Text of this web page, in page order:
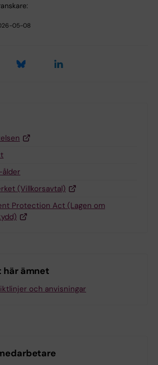
05-08
ålder
(Villkorsavtal)
Protection Act (Lagen om
här ämnet
och anvisningar